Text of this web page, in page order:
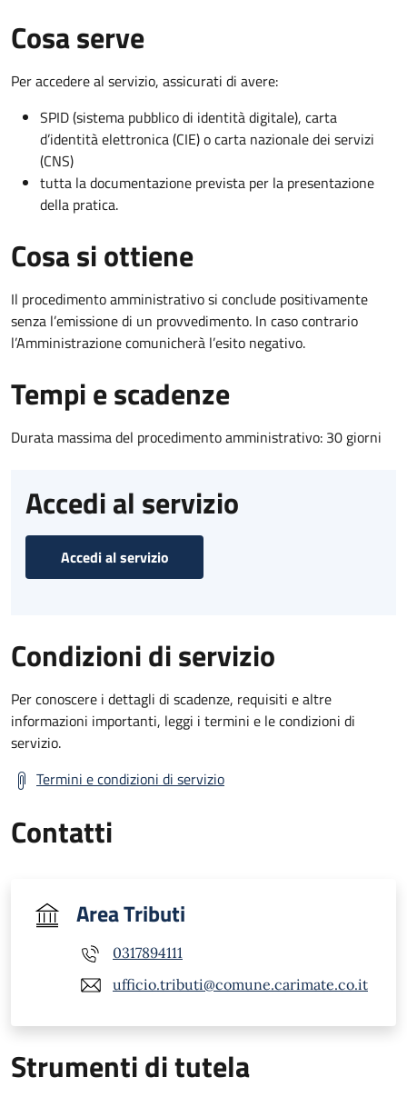
Cosa serve
Per accedere al servizio, assicurati di avere:
SPID (sistema pubblico di identità digitale), carta
d’identità elettronica (CIE) o carta nazionale dei servizi
(CNS)
tutta la documentazione prevista per la presentazione
della pratica.
Cosa si ottiene
Il procedimento amministrativo si conclude positivamente
senza l’emissione di un provvedimento. In caso contrario
l’Amministrazione comunicherà l’esito negativo.
Tempi e scadenze
Durata massima del procedimento amministrativo: 30 giorni
Accedi al servizio
Accedi al servizio
Condizioni di servizio
Per conoscere i dettagli di scadenze, requisiti e altre
informazioni importanti, leggi i termini e le condizioni di
servizio.
Termini e condizioni di servizio
Contatti
Area Tributi
0317894111
ufficio.tributi@comune.carimate.co.it
Strumenti di tutela